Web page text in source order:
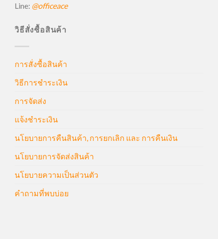
Line: @officeace
วิธีสั่งซื้อสินค้า
การสั่งซื้อสินค้า
วิธีการชำระเงิน
การจัดส่ง
แจ้งชำระเงิน
นโยบายการคืนสินค้า, การยกเลิก และ การคืนเงิน
นโยบายการจัดส่งสินค้า
นโยบายความเป็นส่วนตัว
คำถามที่พบบ่อย